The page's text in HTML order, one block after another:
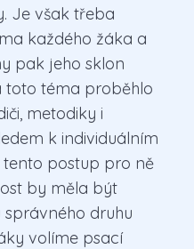
Je však třeba
každého žáka a
pak jeho sklon
toto téma proběhlo
metodiky i
k individuálním
tento postup pro ně
by měla být
druhu
volíme psací